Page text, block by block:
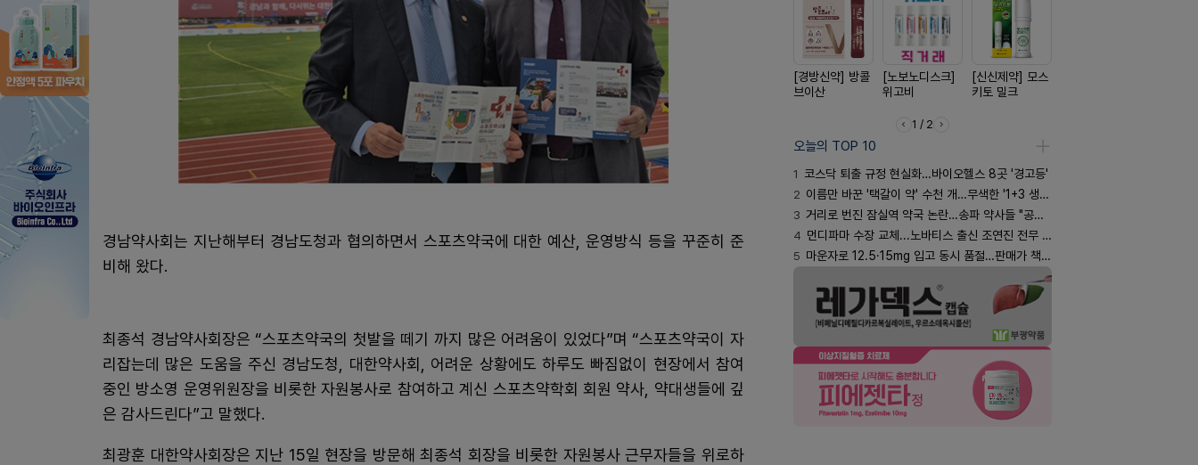
경남약사회는 지난해부터 경남도청과 협의하면서 스포츠약국에 대한 예산, 운영방식 등을 꾸준히 준
비해 왔다.
최종석 경남약사회장은 “스포츠약국의 첫발을 떼기 까지 많은 어려움이 있었다”며 “스포츠약국이 자
리잡는데 많은 도움을 주신 경남도청, 대한약사회, 어려운 상황에도 하루도 빠짐없이 현장에서 참여
중인 방소영 운영위원장을 비롯한 자원봉사로 참여하고 계신 스포츠약학회 회원 약사, 약대생들에 깊
은 감사드린다”고 말했다.
최광훈 대한약사회장은 지난 15일 현장을 방문해 최종석 회장을 비롯한 자원봉사 근무자들을 위로하
[경방신약] 방콜
브이산
[노보노디스크]
위고비
[신신제약] 모스
키토 밀크
1 / 2
오늘의 TOP 10
1 코스닥 퇴출 규정 현실화…바이오헬스 8곳 '경고등'
2 이름만 바꾼 '택갈이 약' 수천 개…무색한 '1+3 생동'
3 거리로 번진 잠실역 약국 논란…송파 약사들 "공공성 훼손"
4 먼디파마 수장 교체...노바티스 출신 조연진 전무 내정
5 마운자로 12.5·15mg 입고 동시 품절…판매가 책정 고심